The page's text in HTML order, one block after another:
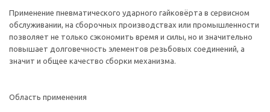
Применение пневматического ударного гайковёрта в сервисном
обслуживании, на сборочных производствах или промышленности
позволяет не только сэкономить время и силы, но и значительно
повышает долговечность элементов резьбовых соединений, а
значит и общее качество сборки механизма.
Область применения